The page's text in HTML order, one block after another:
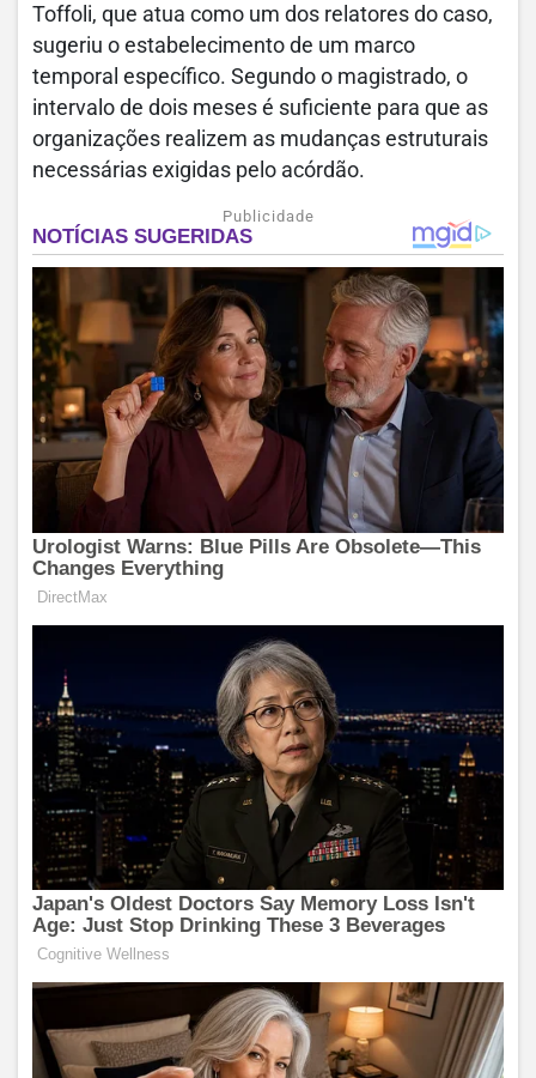
Toffoli, que atua como um dos relatores do caso,
sugeriu o estabelecimento de um marco
temporal específico. Segundo o magistrado, o
intervalo de dois meses é suficiente para que as
organizações realizem as mudanças estruturais
necessárias exigidas pelo acórdão.
Publicidade